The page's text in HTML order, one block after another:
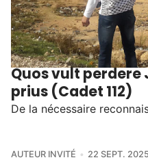
Quos vult
prius (Cadet 112)
De la nécessaire
AUTEUR INVITÉ 22 SEPT. 2025